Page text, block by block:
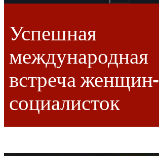
Успешная
международная
встреча женщин-
социалисток